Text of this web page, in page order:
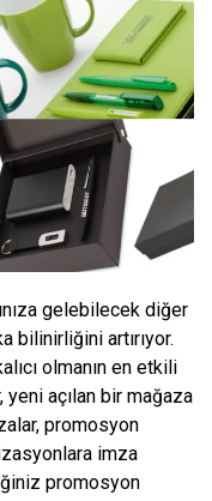
gelebilecek diğer
bilinirliğini artırıyor.
olmanın en etkili
açılan bir mağaza
promosyon
imza
promosyon